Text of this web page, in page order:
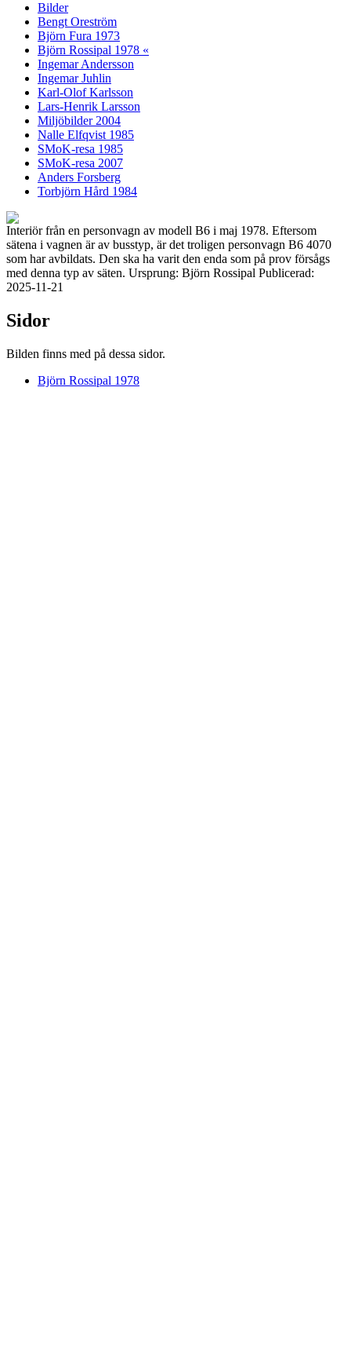
Bilder
Bengt Oreström
Björn Fura 1973
Björn Rossipal 1978 «
Ingemar Andersson
Ingemar Juhlin
Karl-Olof Karlsson
Lars-Henrik Larsson
Miljöbilder 2004
Nalle Elfqvist 1985
SMoK-resa 1985
SMoK-resa 2007
Anders Forsberg
Torbjörn Hård 1984
Interiör från en personvagn av modell B6 i maj 1978. Eftersom
sätena i vagnen är av busstyp, är det troligen personvagn B6 4070
som har avbildats. Den ska ha varit den enda som på prov försågs
med denna typ av säten. Ursprung: Björn Rossipal Publicerad:
2025-11-21
Sidor
Bilden finns med på dessa sidor.
Björn Rossipal 1978